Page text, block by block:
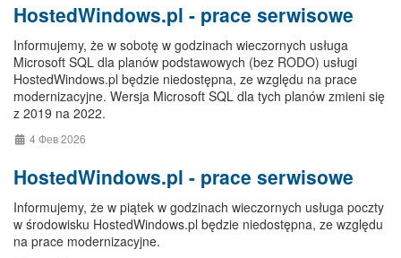
HostedWindows.pl - prace serwisowe
Informujemy, że w sobotę w godzinach wieczornych usługa
Microsoft SQL dla planów podstawowych (bez RODO) usługi
HostedWindows.pl będzie niedostępna, ze względu na prace
modernizacyjne. Wersja Microsoft SQL dla tych planów zmieni się
z 2019 na 2022.
4 Фев 2026
HostedWindows.pl - prace serwisowe
Informujemy, że w piątek w godzinach wieczornych usługa poczty
w środowisku HostedWindows.pl będzie niedostępna, ze względu
na prace modernizacyjne.